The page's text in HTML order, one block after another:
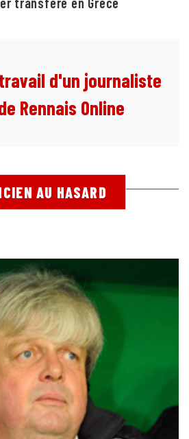
d'un journaliste
Rennais Online
AU HASARD